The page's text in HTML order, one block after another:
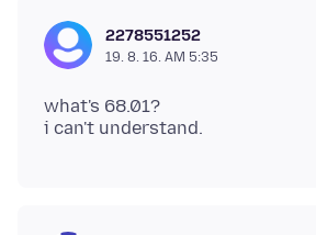
2278551252
19. 8. 16. AM 5:35
what's 68.01?